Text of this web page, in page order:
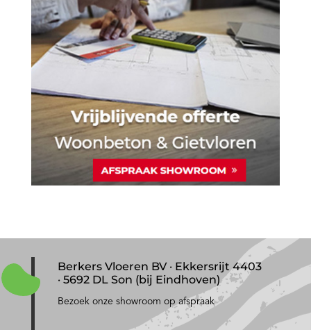
Berkers Vloeren BV · Ekkersrijt 4403
· 5692 DL Son (bij Eindhoven)
Bezoek onze showroom op afspraak